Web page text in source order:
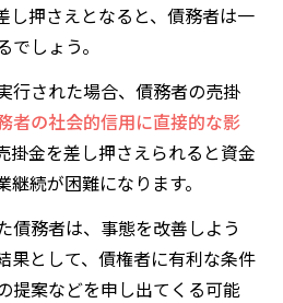
し押さえとなると、債務者は一
しょう。
行された場合、債務者の売掛
者の社会的信用に直接的な影
掛金を差し押さえられると資金
続が困難になります。
債務者は、事態を改善しよう
果として、債権者に有利な条件
提案などを申し出てくる可能